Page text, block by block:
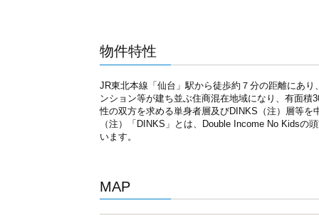
物件特性
JR東北本線「仙台」駅から徒歩約７分の距離にあ
ンション等が建ち並ぶ住商混在地域になり、有面
性の双方を求める単身者層及びDINKS（注）層等
（注）「DINKS」とは、Double Income No Kidsの
います。
MAP